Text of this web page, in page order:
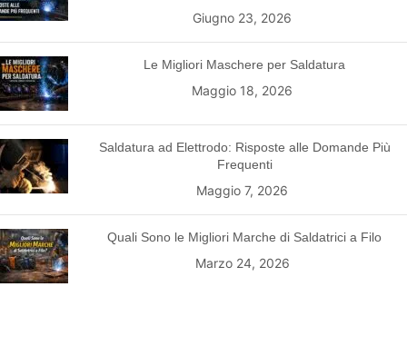
Giugno 23, 2026
Le Migliori Maschere per Saldatura
Maggio 18, 2026
Saldatura ad Elettrodo: Risposte alle Domande Più
Frequenti
Maggio 7, 2026
Quali Sono le Migliori Marche di Saldatrici a Filo
Marzo 24, 2026